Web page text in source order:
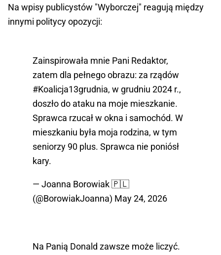
Na wpisy publicystów "Wyborczej" reagują między
innymi politycy opozycji:
Zainspirowała mnie Pani Redaktor,
zatem dla pełnego obrazu: za rządów
#Koalicja13grudnia, w grudniu 2024 r.,
doszło do ataku na moje mieszkanie.
Sprawca rzucał w okna i samochód. W
mieszkaniu była moja rodzina, w tym
seniorzy 90 plus. Sprawca nie poniósł
kary.
— Joanna Borowiak 🇵🇱
(@BorowiakJoanna) May 24, 2026
Na Panią Donald zawsze może liczyć.